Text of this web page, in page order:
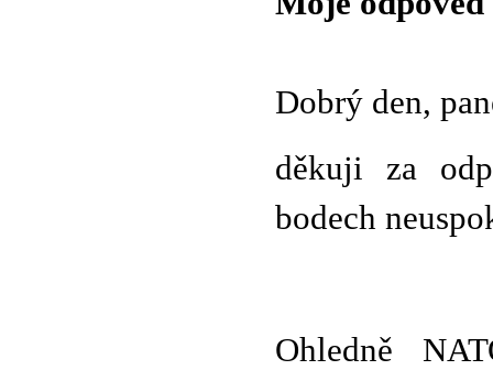
Dobrý den,
děkuji za
bodech
Ohledně